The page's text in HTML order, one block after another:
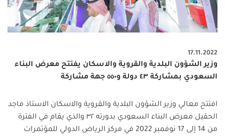
17.11.2022
وزير الشؤون البلدية والقروية والاسكان يفتتح معرض البناء
السعودي بمشاركة ٤٣ دولة و٥٥٠ جهة مشاركة
افتتح معالي وزير الشؤون البلدية والقروية والاسكان الاستاذ ماجد
الحقيل معرض البناء السعودي بدورته ٣٢ والذي يقام في الفترة
من 14 إلى 17 نوفمبر 2022 في مركز الرياض الدولي للمؤتمرات